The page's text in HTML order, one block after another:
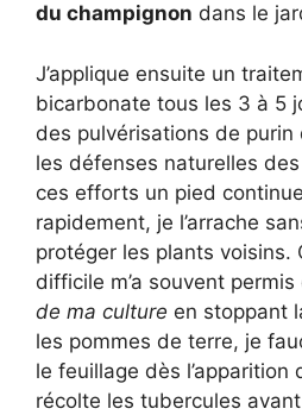
du champignon dans le
J’applique ensuite un
bicarbonate tous les 3 à 5
des pulvérisations de purin
les défenses naturelles
ces efforts un pied
rapidement, je l’arrache
protéger les plants voisins.
difficile m’a souvent
de ma culture en stoppant
les pommes de terre, je
le feuillage dès l’apparition
récolte les tubercules